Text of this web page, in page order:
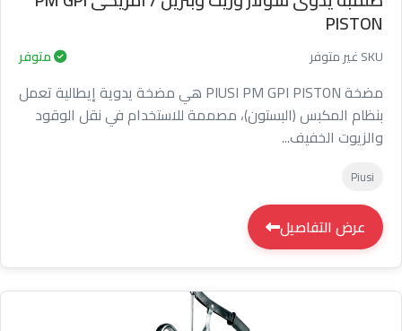
PISTON
SKU غير متوفر متوفر
مضخة PIUSI PM GPI PISTON هي مضخة يدوية إيطالية تعمل
بنظام المكبس (البستون)، مصممة للاستخدام في نقل الوقود
والزيوت الخفيف...
Piusi
عرض التفاصيل